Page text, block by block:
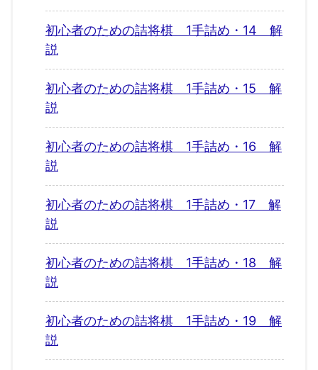
初心者のための詰将棋 1手詰め・14 解
説
初心者のための詰将棋 1手詰め・15 解
説
初心者のための詰将棋 1手詰め・16 解
説
初心者のための詰将棋 1手詰め・17 解
説
初心者のための詰将棋 1手詰め・18 解
説
初心者のための詰将棋 1手詰め・19 解
説